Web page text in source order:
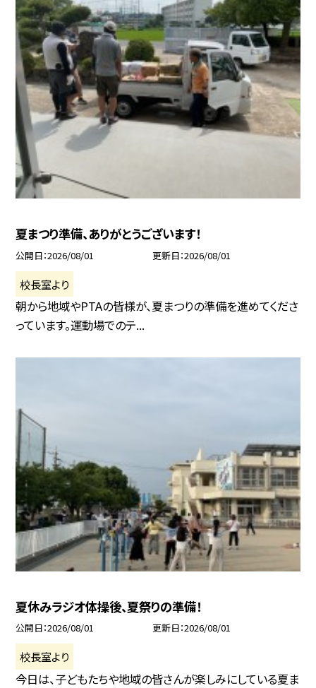
夏まつり準備、ありがとうございます！
公開日 2026/08/01 更新日 2026/08/01
校長室より
朝から地域やPTAの皆様が、夏まつりの準備を進めてくださ
っています。運動場でのテ...
夏休みラジオ体操後、夏祭りの準備！
公開日 2026/08/01 更新日 2026/08/01
校長室より
今日は、子どもたちや地域の皆さんが楽しみにしている夏ま